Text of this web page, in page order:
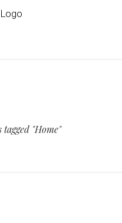
tagged "Home"